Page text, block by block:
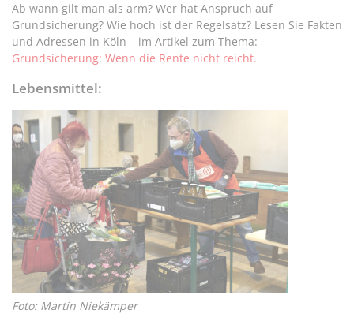
Ab wann gilt man als arm? Wer hat Anspruch auf
Grundsicherung? Wie hoch ist der Regelsatz? Lesen Sie Fakten
und Adressen in Köln – im Artikel zum Thema:
Grundsicherung: Wenn die Rente nicht reicht.
Lebensmittel:
Foto: Martin Niekämper